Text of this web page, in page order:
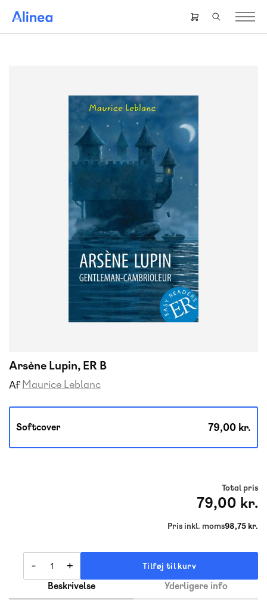
hovedindhold
Header
right
Arsène Lupin, ER B
Af Maurice Leblanc
Softcover 79,00 kr.
Total pris
79,00 kr.
Pris inkl. moms98,75 kr.
- + Tilføj til kurv
Beskrivelse Yderligere info